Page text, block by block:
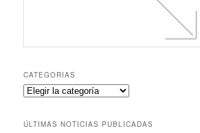
CATEGORIAS
Categorias
ÚLTIMAS NOTICIAS PUBLICADAS